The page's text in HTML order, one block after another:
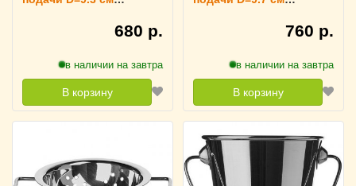
680 р.
в наличии на завтра
В корзину
760 р.
в наличии на завтра
В корзину